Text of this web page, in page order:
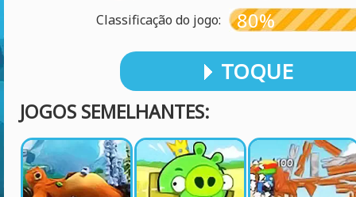
Classificação do jogo: 80%
TOQUE
JOGOS SEMELHANTES: